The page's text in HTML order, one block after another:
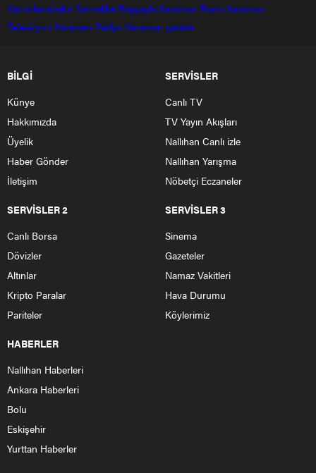
Kazımkarabekir Sarıveliler Başyayla Karaman Basın Karaman
Televizyon Karaman Radyo Karaman gazete
BİLGİ
Künye
Hakkımızda
Üyelik
Haber Gönder
İletişim
SERVİSLER
Canlı TV
TV Yayın Akışları
Nallıhan Canlı izle
Nallıhan Yarışma
Nöbetçi Eczaneler
SERVİSLER 2
Canlı Borsa
Dövizler
Altınlar
Kripto Paralar
Pariteler
SERVİSLER 3
Sinema
Gazeteler
Namaz Vakitleri
Hava Durumu
Köylerimiz
HABERLER
Nallıhan Haberleri
Ankara Haberleri
Bolu
Eskişehir
Yurttan Haberler